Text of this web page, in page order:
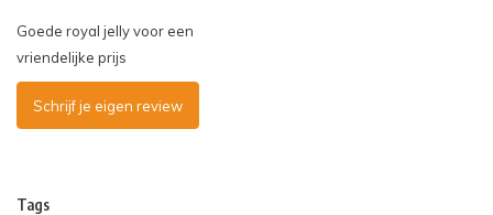
Goede royal jelly voor een
vriendelijke prijs
Schrijf je eigen review
Tags